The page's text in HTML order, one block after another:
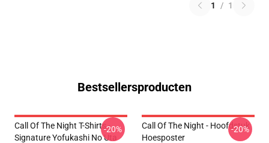
1 / 1
Bestsellersproducten
Call Of The Night T-Shirts -
Signature Yofukashi No Uta
-20%
Call Of The Night - Hoofdstuk
Hoesposter
-20%